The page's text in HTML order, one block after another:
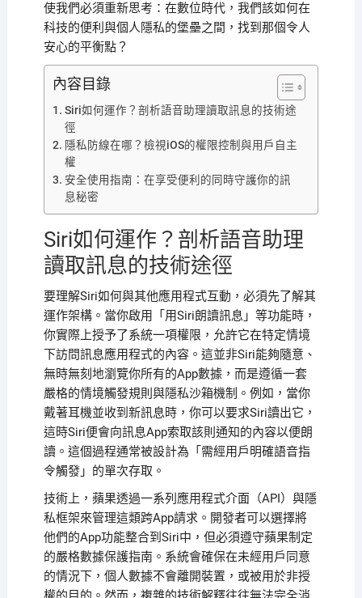
使我們必須重新思考：在數位時代，我們該如何在
科技的便利與個人隱私的堡壘之間，找到那個令人
安心的平衡點？
內容目錄
Siri如何運作？剖析語音助理讀取訊息的技術途
徑
隱私防線在哪？檢視iOS的權限控制與用戶自主
權
安全使用指南：在享受便利的同時守護你的訊
息秘密
Siri如何運作？剖析語音助理
讀取訊息的技術途徑
要理解Siri如何與其他應用程式互動，必須先了解其
運作架構。當你啟用「用Siri朗讀訊息」等功能時，
你實際上授予了系統一項權限，允許它在特定情境
下訪問訊息應用程式的內容。這並非Siri能夠隨意、
無時無刻地瀏覽你所有的App數據，而是遵循一套
嚴格的情境觸發規則與隱私沙箱機制。例如，當你
戴著耳機並收到新訊息時，你可以要求Siri讀出它，
這時Siri便會向訊息App索取該則通知的內容以便朗
讀。這個過程通常被設計為「需經用戶明確語音指
令觸發」的單次存取。
技術上，蘋果透過一系列應用程式介面（API）與隱
私框架來管理這類跨App請求。開發者可以選擇將
他們的App功能整合到Siri中，但必須遵守蘋果制定
的嚴格數據保護指南。系統會確保在未經用戶同意
的情況下，個人數據不會離開裝置，或被用於非授